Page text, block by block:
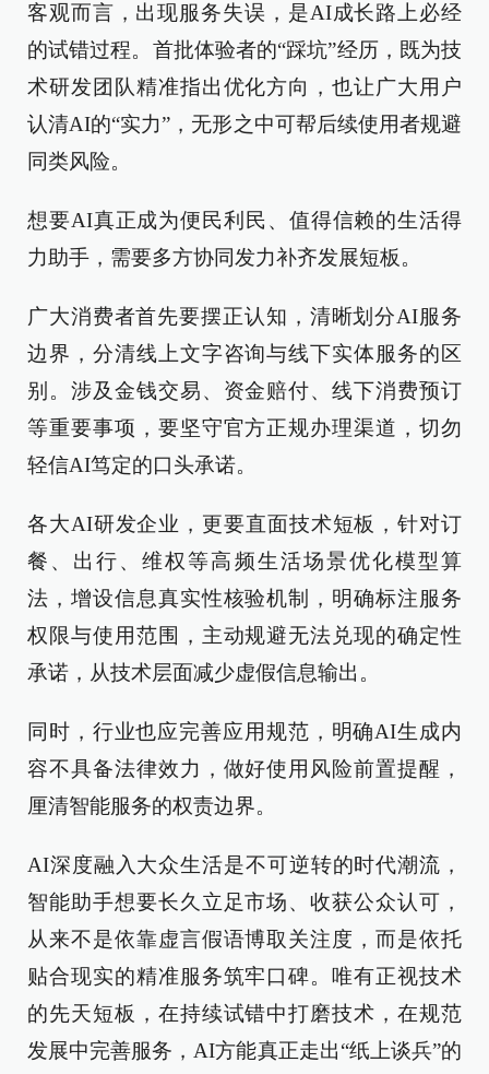
客观而言，出现服务失误，是AI成长路上必经
的试错过程。首批体验者的“踩坑”经历，既为技
术研发团队精准指出优化方向，也让广大用户
认清AI的“实力”，无形之中可帮后续使用者规避
同类风险。
想要AI真正成为便民利民、值得信赖的生活得
力助手，需要多方协同发力补齐发展短板。
广大消费者首先要摆正认知，清晰划分AI服务
边界，分清线上文字咨询与线下实体服务的区
别。涉及金钱交易、资金赔付、线下消费预订
等重要事项，要坚守官方正规办理渠道，切勿
轻信AI笃定的口头承诺。
各大AI研发企业，更要直面技术短板，针对订
餐、出行、维权等高频生活场景优化模型算
法，增设信息真实性核验机制，明确标注服务
权限与使用范围，主动规避无法兑现的确定性
承诺，从技术层面减少虚假信息输出。
同时，行业也应完善应用规范，明确AI生成内
容不具备法律效力，做好使用风险前置提醒，
厘清智能服务的权责边界。
AI深度融入大众生活是不可逆转的时代潮流，
智能助手想要长久立足市场、收获公众认可，
从来不是依靠虚言假语博取关注度，而是依托
贴合现实的精准服务筑牢口碑。唯有正视技术
的先天短板，在持续试错中打磨技术，在规范
发展中完善服务，AI方能真正走出“纸上谈兵”的